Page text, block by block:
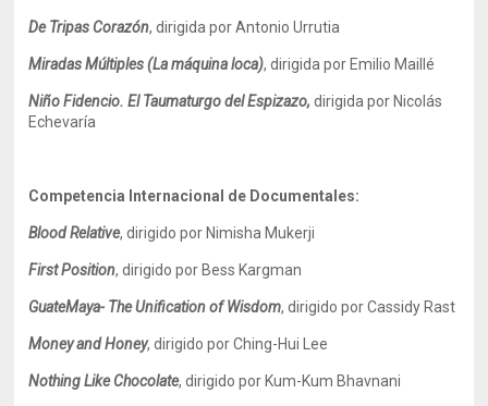
De Tripas Corazón, dirigida por Antonio Urrutia
Miradas Múltiples (La máquina loca), dirigida por Emilio Maillé
Niño Fidencio. El Taumaturgo del Espizazo,dirigida por Nicolás
Echevaría
Competencia Internacional de Documentales:
Blood Relative, dirigido por Nimisha Mukerji
First Position, dirigido por Bess Kargman
GuateMaya- The Unification of Wisdom, dirigido por Cassidy Rast
Money and Honey, dirigido por Ching-Hui Lee
Nothing Like Chocolate, dirigido por Kum-Kum Bhavnani